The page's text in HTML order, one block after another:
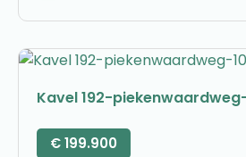
Kavel 192-
€199.900